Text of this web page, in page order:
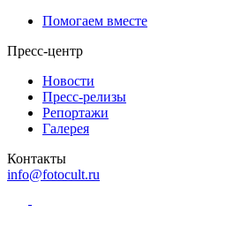
Помогаем вместе
Пресс-центр
Новости
Пресс-релизы
Репортажи
Галерея
Контакты
info@fotocult.ru